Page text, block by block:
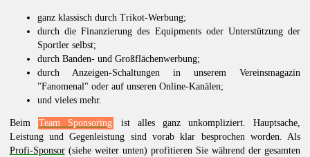
ganz klassisch durch Trikot-Werbung;
durch die Finanzierung des Equipments oder Unterstützung der
Sportler selbst;
durch Banden- und Großflächenwerbung;
durch Anzeigen-Schaltungen in unserem Vereinsmagazin
"Fanomenal" oder auf unseren Online-Kanälen;
und vieles mehr.
Beim Team Sponsoring
ist alles ganz unkompliziert. Hauptsache,
Leistung und Gegenleistung sind vorab klar besprochen worden. Als
Profi-Sponsor(siehe weiter unten) profitieren Sie während der gesamten